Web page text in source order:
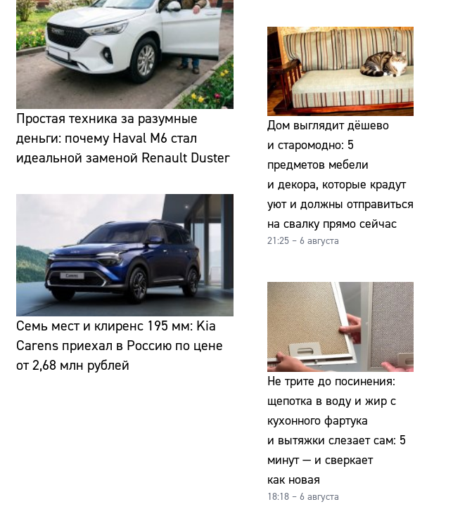
Простая техника за разумные
деньги: почему Haval M6 стал
идеальной заменой Renault Duster
Семь мест и клиренс 195 мм: Kia
Carens приехал в Россию по цене
от 2,68 млн рублей
Дом выглядит дёшево
и старомодно: 5
предметов мебели
и декора, которые крадут
уют и должны отправиться
на свалку прямо сейчас
21:25 – 6 августа
Не трите до посинения:
щепотка в воду и жир с
кухонного фартука
и вытяжки слезает сам: 5
минут — и сверкает
как новая
18:18 – 6 августа